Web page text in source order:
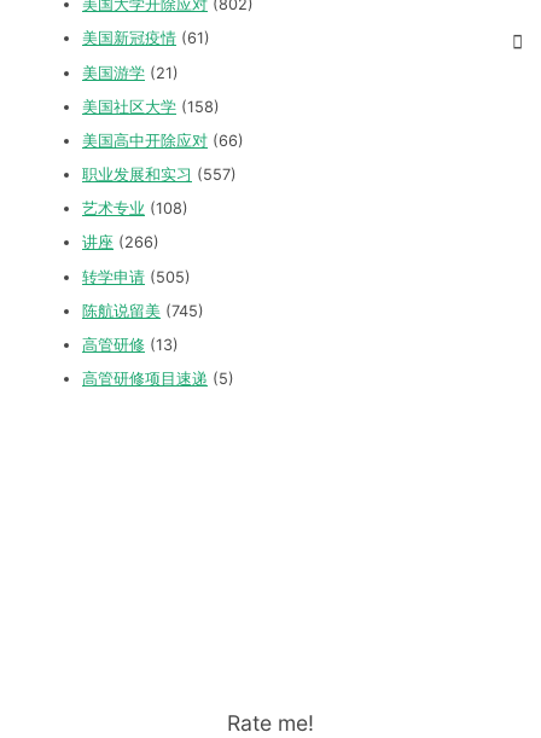
美国大学开除应对 (802)
美国新冠疫情 (61)
美国游学 (21)
美国社区大学 (158)
美国高中开除应对 (66)
职业发展和实习 (557)
艺术专业 (108)
讲座 (266)
转学申请 (505)
陈航说留美 (745)
高管研修 (13)
高管研修项目速递 (5)
Rate me!